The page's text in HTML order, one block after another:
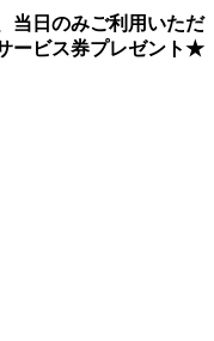
当日のみご利用いただ
ービス券プレゼント★